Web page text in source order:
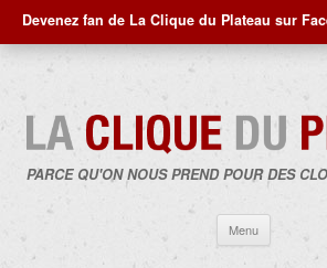
Devenez fan de La Clique du Plateau sur
PARCE QU'ON NOUS PREND POUR DES
Menu
contenu